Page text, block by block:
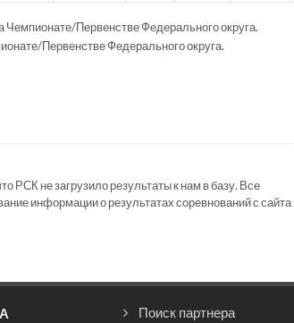
Первенстве Федерального округа.
Первенстве Федерального округа.
РСК не загрузило результаты к нам в базу. Все
информации о результатах соревнований с сайта
Поиск партнера